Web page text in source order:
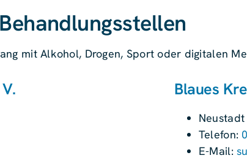
mit Alkohol, Drogen, Sport oder digitalen
Blaues
Telefon:
E-Mail: